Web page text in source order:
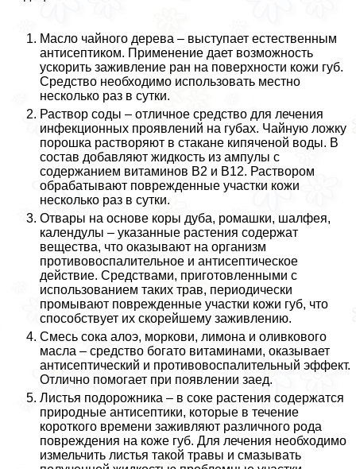
Масло чайного дерева – выступает естественным
антисептиком. Применение дает возможность
ускорить заживление ран на поверхности кожи губ.
Средство необходимо использовать местно
несколько раз в сутки.
Раствор соды – отличное средство для лечения
инфекционных проявлений на губах. Чайную ложку
порошка растворяют в стакане кипяченой воды. В
состав добавляют жидкость из ампулы с
содержанием витаминов В2 и В12. Раствором
обpaбатывают поврежденные участки кожи
несколько раз в сутки.
Отвары на основе коры дуба, ромашки, шалфея,
календулы – указанные растения содержат
вещества, что оказывают на организм
противовоспалительное и антисептическое
действие. Средствами, приготовленными с
использованием таких трав, периодически
промывают поврежденные участки кожи губ, что
способствует их скорейшему заживлению.
Смесь сока алоэ, моркови, лимона и оливкового
масла – средство богато витаминами, оказывает
антисептический и противовоспалительный эффект.
Отлично помогает при появлении заед.
Листья подорожника – в соке растения содержатся
природные антисептики, которые в течение
короткого времени заживляют различного рода
повреждения на коже губ. Для лечения необходимо
измельчить листья такой травы и смазывать